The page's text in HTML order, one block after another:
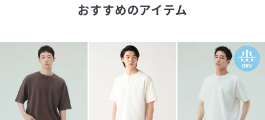
表情豊かなワッフル生地[H：184cmSize：L]
性別タイプ
原産国
素材
本体:コットン100
% リブ部分:コットン100
おすすめのアイテム